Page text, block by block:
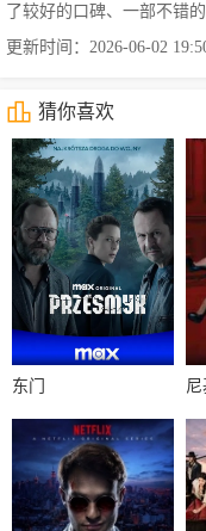
了较好的口碑、一部不错
更新时间：2026-06-02
猜你喜欢
东门